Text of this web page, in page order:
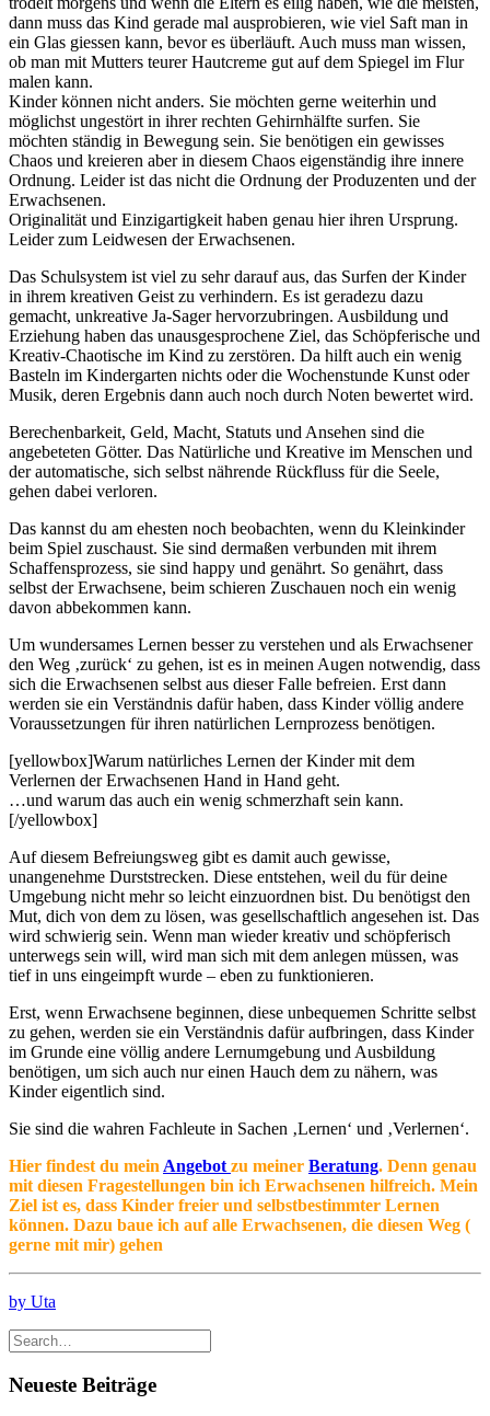
dann muss das Kind gerade mal ausprobieren, wie viel Saft man in
ein Glas giessen kann, bevor es überläuft. Auch muss man wissen,
ob man mit Mutters teurer Hautcreme gut auf dem Spiegel im Flur
malen kann.
Kinder können nicht anders. Sie möchten gerne weiterhin und
möglichst ungestört in ihrer rechten Gehirnhälfte surfen. Sie
möchten ständig in Bewegung sein. Sie benötigen ein gewisses
Chaos und kreieren aber in diesem Chaos eigenständig ihre innere
Ordnung. Leider ist das nicht die Ordnung der Produzenten und der
Erwachsenen.
Originalität und Einzigartigkeit haben genau hier ihren Ursprung.
Leider zum Leidwesen der Erwachsenen.
Das Schulsystem ist viel zu sehr darauf aus, das Surfen der Kinder
in ihrem kreativen Geist zu verhindern. Es ist geradezu dazu
gemacht, unkreative Ja-Sager hervorzubringen. Ausbildung und
Erziehung haben das unausgesprochene Ziel, das Schöpferische und
Kreativ-Chaotische im Kind zu zerstören. Da hilft auch ein wenig
Basteln im Kindergarten nichts oder die Wochenstunde Kunst oder
Musik, deren Ergebnis dann auch noch durch Noten bewertet wird.
Berechenbarkeit, Geld, Macht, Statuts und Ansehen sind die
angebeteten Götter. Das Natürliche und Kreative im Menschen und
der automatische, sich selbst nährende Rückfluss für die Seele,
gehen dabei verloren.
Das kannst du am ehesten noch beobachten, wenn du Kleinkinder
beim Spiel zuschaust. Sie sind dermaßen verbunden mit ihrem
Schaffensprozess, sie sind happy und genährt. So genährt, dass
selbst der Erwachsene, beim schieren Zuschauen noch ein wenig
davon abbekommen kann.
Um wundersames Lernen besser zu verstehen und als Erwachsener
den Weg ‚zurück‘ zu gehen, ist es in meinen Augen notwendig, dass
sich die Erwachsenen selbst aus dieser Falle befreien. Erst dann
werden sie ein Verständnis dafür haben, dass Kinder völlig andere
Voraussetzungen für ihren natürlichen Lernprozess benötigen.
[yellowbox]Warum natürliches Lernen der Kinder mit dem
Verlernen der Erwachsenen Hand in Hand geht.
…und warum das auch ein wenig schmerzhaft sein kann.
[/yellowbox]
Auf diesem Befreiungsweg gibt es damit auch gewisse,
unangenehme Durststrecken. Diese entstehen, weil du für deine
Umgebung nicht mehr so leicht einzuordnen bist. Du benötigst den
Mut, dich von dem zu lösen, was gesellschaftlich angesehen ist. Das
wird schwierig sein. Wenn man wieder kreativ und schöpferisch
unterwegs sein will, wird man sich mit dem anlegen müssen, was
tief in uns eingeimpft wurde – eben zu funktionieren.
Erst, wenn Erwachsene beginnen, diese unbequemen Schritte selbst
zu gehen, werden sie ein Verständnis dafür aufbringen, dass Kinder
im Grunde eine völlig andere Lernumgebung und Ausbildung
benötigen, um sich auch nur einen Hauch dem zu nähern, was
Kinder eigentlich sind.
Sie sind die wahren Fachleute in Sachen ‚Lernen‘ und ‚Verlernen‘.
Hier findest du mein Angebot zu meiner Beratung. Denn genau
mit diesen Fragestellungen bin ich Erwachsenen hilfreich. Mein
Ziel ist es, dass Kinder freier und selbstbestimmter Lernen
können. Dazu baue ich auf alle Erwachsenen, die diesen Weg (
gerne mit mir) gehen
by Uta
Neueste Beiträge